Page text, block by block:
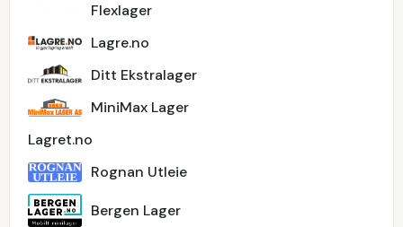
Flexlager
Lagre.no
Ditt Ekstralager
MiniMax Lager
​Lagret.no
Rognan Utleie
Bergen Lager